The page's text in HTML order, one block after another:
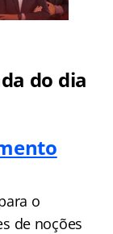
do dia
o
de noções